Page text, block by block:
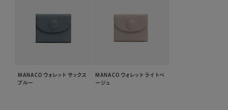
MANACO ウォレット サックス
ブルー
MANACO ウォレット ライトベ
ージュ